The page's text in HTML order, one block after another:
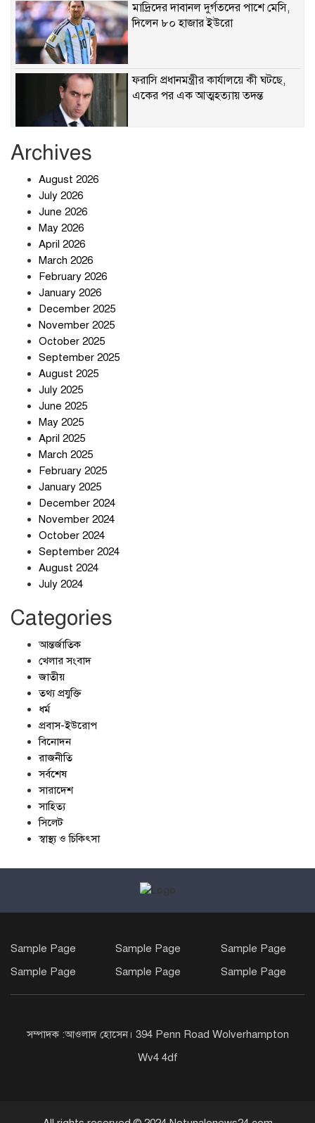
মাদ্রিদের দাবানল দুর্গতদের পাশে মেসি,
দিলেন ৮০ হাজার ইউরো
ফরাসি প্রধানমন্ত্রীর কার্যালয়ে কী ঘটছে,
একের পর এক আত্মহত্যায় তদন্ত
Archives
August 2026
July 2026
June 2026
May 2026
April 2026
March 2026
February 2026
January 2026
December 2025
November 2025
October 2025
September 2025
August 2025
July 2025
June 2025
May 2025
April 2025
March 2025
February 2025
January 2025
December 2024
November 2024
October 2024
September 2024
August 2024
July 2024
Categories
আন্তর্জাতিক
খেলার সংবাদ
জাতীয়
তথ্য প্রযুক্তি
ধর্ম
প্রবাস-ইউরোপ
বিনোদন
রাজনীতি
সর্বশেষ
সারাদেশ
সাহিত্য
সিলেট
স্বাস্থ্য ও চিকিৎসা
Sample Page Sample Page
Sample Page
Sample Page
Sample Page Sample Page
সম্পাদক :আওলাদ হোসেন। 394 Penn Road Wolverhampton
Wv4 4df